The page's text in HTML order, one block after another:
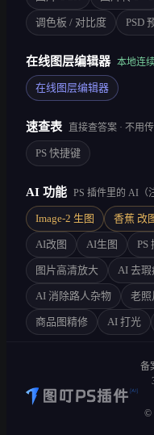
调色板 / 对比度 PSD
在线图层编辑器 本地连
在线图层编辑器
速查表 直接查答案 · 不用
PS 快捷键
AI 功能 PS 插件里的 AI（
Image-2 生图 香蕉 改
AI改图 AI生图 PS
图片高清放大 AI 去瑕
AI 消除路人杂物 老照
商品图精修 AI 打光
备
©